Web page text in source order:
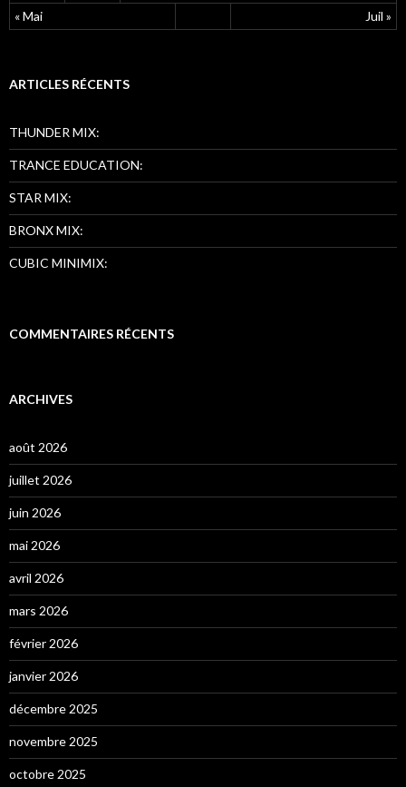
« Mai Juil »
ARTICLES RÉCENTS
THUNDER MIX:
TRANCE EDUCATION:
STAR MIX:
BRONX MIX:
CUBIC MINIMIX:
COMMENTAIRES RÉCENTS
ARCHIVES
août 2026
juillet 2026
juin 2026
mai 2026
avril 2026
mars 2026
février 2026
janvier 2026
décembre 2025
novembre 2025
octobre 2025